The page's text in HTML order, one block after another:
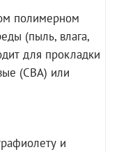
полимерном
(пыль, влага,
для прокладки
(СВА) или
и